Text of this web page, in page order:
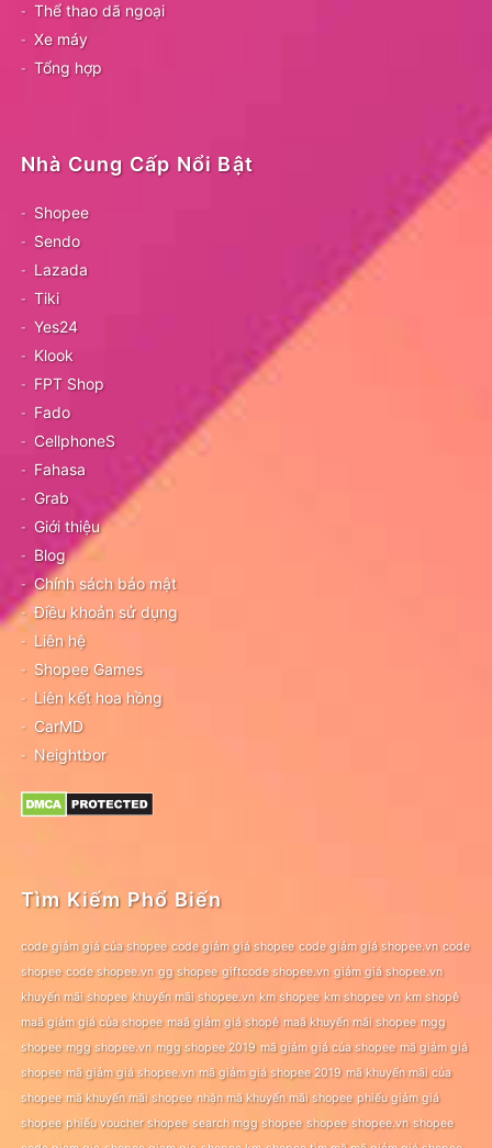
Thể thao dã ngoại
Xe máy
Tổng hợp
Nhà Cung Cấp Nổi Bật
Shopee
Sendo
Lazada
Tiki
Yes24
Klook
FPT Shop
Fado
CellphoneS
Fahasa
Grab
Giới thiệu
Blog
Chính sách bảo mật
Điều khoản sử dụng
Liên hệ
Shopee Games
Liên kết hoa hồng
CarMD
Neightbor
Tìm Kiếm Phổ Biến
code giảm giá của shopee code giảm giá shopee code giảm giá shopee.vn code
shopee code shopee.vn gg shopee giftcode shopee.vn giảm giá shopee.vn
khuyến mãi shopee khuyến mãi shopee.vn km shopee km shopee vn km shopê
maã giảm giá của shopee maã giảm giá shopê maã khuyến mãi shopee mgg
shopee mgg shopee.vn mgg shopee 2019 mã giảm giá của shopee mã giảm giá
shopee mã giảm giá shopee.vn mã giảm giá shopee 2019 mã khuyến mãi của
shopee mã khuyến mãi shopee nhận mã khuyến mãi shopee phiếu giảm giá
shopee phiếu voucher shopee search mgg shopee shopee shopee.vn shopee